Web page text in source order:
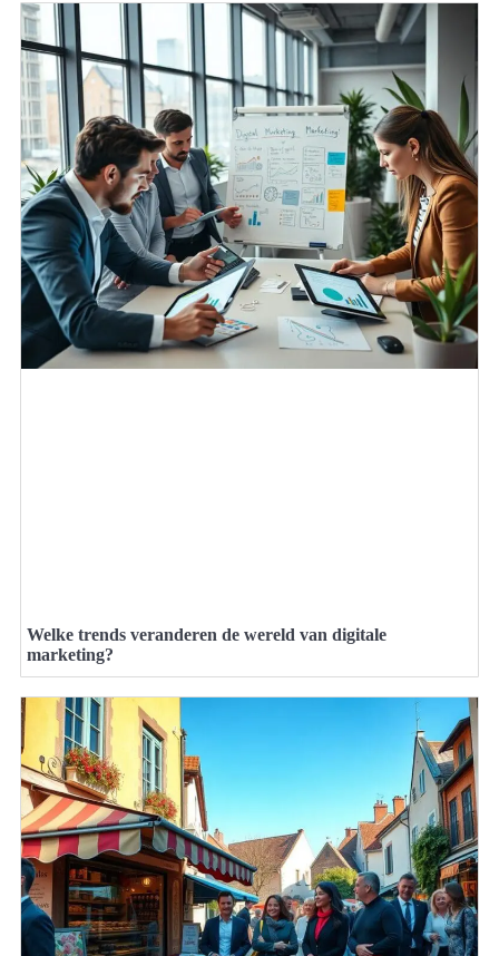
Welke trends veranderen de wereld van digitale
marketing?